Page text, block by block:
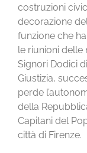
costruzioni
decorazione
funzione che
le riunioni
Signori Dodici
Giustizia,
perde
della
Capitani del
città di Firenze.